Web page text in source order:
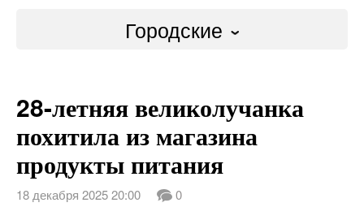
Городские
Слово Дело
Народные
ВТРК
28-летняя великолучанка
похитила из магазина
продукты питания
18 декабря 2025 20:00 0